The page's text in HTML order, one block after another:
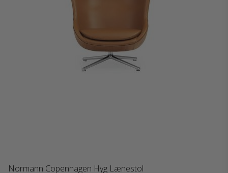
Normann Copenhagen Hyg Lænestol